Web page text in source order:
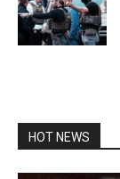
HOT NEWS